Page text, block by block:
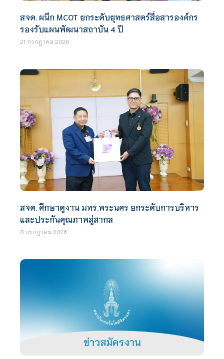
สจด. ผนึก MCOT ยกระดับยุทธศาสตร์สื่อสารองค์กร
รองรับแผนพัฒนาสถาบัน 4 ปี
21 กรกฎาคม 2026
สจด. ศึกษาดูงาน มทร.พระนคร ยกระดับการบริหาร
และประกันคุณภาพสู่สากล
8 กรกฎาคม 2026